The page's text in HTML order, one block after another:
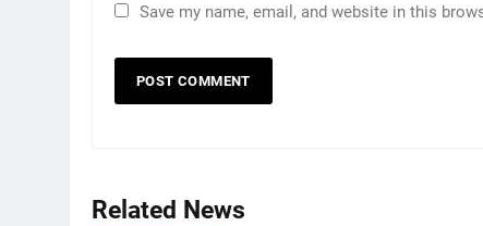
Save my name, email, and website in this
Related News